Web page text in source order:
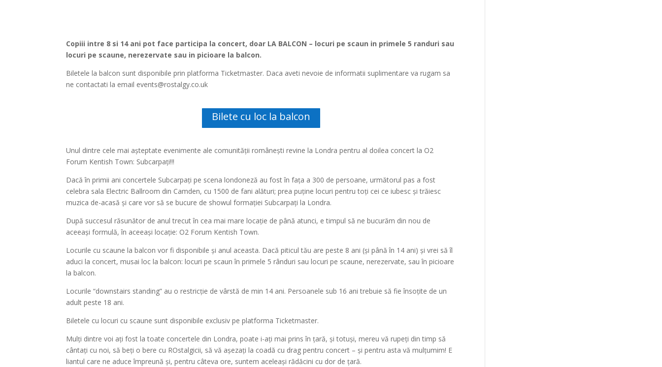
Copiii intre 8 si 14 ani pot face participa la concert, doar LA BALCON – locuri pe scaun in primele 5 randuri sau
locuri pe scaune, nerezervate sau in picioare la balcon.
Biletele la balcon sunt disponibile prin platforma Ticketmaster. Daca aveti nevoie de informatii suplimentare va rugam sa
ne contactati la email events@rostalgy.co.uk
Bilete cu loc la balcon
Unul dintre cele mai așteptate evenimente ale comunității românești revine la Londra pentru al doilea concert la O2
Forum Kentish Town: Subcarpați!!!
Dacă în primii ani concertele Subcarpați pe scena londoneză au fost în fața a 300 de persoane, următorul pas a fost
celebra sala Electric Ballroom din Camden, cu 1500 de fani alături; prea puține locuri pentru toți cei ce iubesc și trăiesc
muzica de-acasă și care vor să se bucure de showul formației Subcarpați la Londra.
După succesul răsunător de anul trecut în cea mai mare locație de până atunci, e timpul să ne bucurăm din nou de
aceeași formulă, în aceeași locație: O2 Forum Kentish Town.
Locurile cu scaune la balcon vor fi disponibile și anul aceasta. Dacă piticul tău are peste 8 ani (și până în 14 ani) și vrei să îl
aduci la concert, musai loc la balcon: locuri pe scaun în primele 5 rânduri sau locuri pe scaune, nerezervate, sau în picioare
la balcon.
Locurile “downstairs standing” au o restricție de vârstă de min 14 ani. Persoanele sub 16 ani trebuie să fie însoțite de un
adult peste 18 ani.
Biletele cu locuri cu scaune sunt disponibile exclusiv pe platforma Ticketmaster.
Mulți dintre voi ați fost la toate concertele din Londra, poate i-ați mai prins în țară, și totuși, mereu vă rupeți din timp să
cântați cu noi, să beți o bere cu ROstalgicii, să vă așezați la coadă cu drag pentru concert – și pentru asta vă mulțumim! E
liantul care ne aduce împreună și, pentru câteva ore, suntem aceleași rădăcini cu dor de țară.